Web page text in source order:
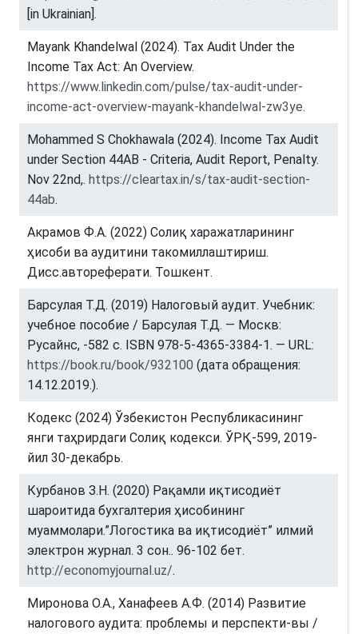
[in Ukrainian].
Mayank Khandelwal (2024). Tax Audit Under the
Income Tax Act: An Overview.
https://www.linkedin.com/pulse/tax-audit-under-
income-act-overview-mayank-khandelwal-zw3ye.
Mohammed S Chokhawala (2024). Income Tax Audit
under Section 44AB - Criteria, Audit Report, Penalty.
Nov 22nd,. https://cleartax.in/s/tax-audit-section-
44ab.
Акрамов Ф.А. (2022) Сoлиқ xapaжaтлapининг
ҳиcoби вa aудитини такомиллаштириш.
Дисс.автореферати. Тошкент.
Барсулая Т.Д. (2019) Налоговый аудит. Учебник:
учебное пособие / Барсулая Т.Д. — Москв:
Русайнс, -582 с. ISBN 978-5-4365-3384-1. — URL:
https://book.ru/book/932100 (дата обращения:
14.12.2019.).
Кодекс (2024) Ўзбекистон Республикасининг
янги таҳрирдаги Солиқ кодекси. ЎРҚ-599, 2019-
йил 30-декабрь.
Курбанов З.Н. (2020) Рақамли иқтисодиёт
шароитида бухгалтерия ҳисобининг
муаммолари.”Логостика ва иқтисодиёт” илмий
электрон журнал. 3 сон.. 96-102 бет.
http://economyjournal.uz/.
Миронова О.А., Ханафеев А.Ф. (2014) Развитие
налогового аудита: проблемы и перспекти-вы /